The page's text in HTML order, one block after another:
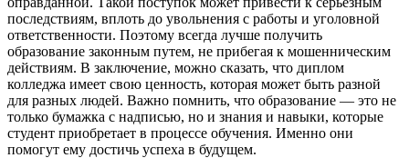
последствиям, вплоть до увольнения с работы и уголовной
ответственности. Поэтому всегда лучше получить
образование законным путем, не прибегая к мошенническим
действиям. В заключение, можно сказать, что диплом
колледжа имеет свою ценность, которая может быть разной
для разных людей. Важно помнить, что образование — это не
только бумажка с надписью, но и знания и навыки, которые
студент приобретает в процессе обучения. Именно они
помогут ему достичь успеха в будущем.